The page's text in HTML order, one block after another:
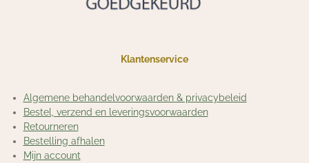
Klantenservice
Algemene behandelvoorwaarden & privacybeleid
Bestel, verzend en leveringsvoorwaarden
Retourneren
Bestelling afhalen
Mijn account